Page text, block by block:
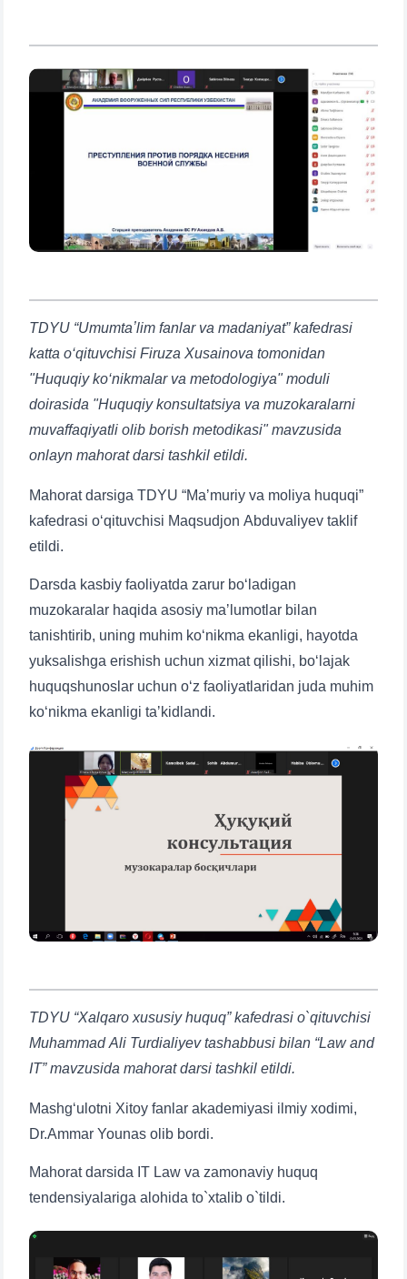
TDYU “Umumtaʼlim fanlar va madaniyat” kafedrasi
katta o‘qituvchisi Firuza Xusainova tomonidan
"Huquqiy ko‘nikmalar va metodologiya" moduli
doirasida "Huquqiy konsultatsiya va muzokaralarni
muvaffaqiyatli olib borish metodikasi" mavzusida
onlayn mahorat darsi tashkil etildi.
Mahorat darsiga TDYU “Maʼmuriy va moliya huquqi”
kafedrasi o‘qituvchisi Maqsudjon Abduvaliyev taklif
etildi.
Darsda kasbiy faoliyatda zarur bo‘ladigan
muzokaralar haqida asosiy maʼlumotlar bilan
tanishtirib, uning muhim ko‘nikma ekanligi, hayotda
yuksalishga erishish uchun xizmat qilishi, bo‘lajak
huquqshunoslar uchun o‘z faoliyatlaridan juda muhim
ko‘nikma ekanligi taʼkidlandi.
TDYU “Xalqaro xususiy huquq” kafedrasi o`qituvchisi
Muhammad Ali Turdialiyev tashabbusi bilan “Law and
IT” mavzusida mahorat darsi tashkil etildi.
Mashg‘ulotni Xitoy fanlar akademiyasi ilmiy xodimi,
Dr.Ammar Younas olib bordi.
Mahorat darsida IT Law va zamonaviy huquq
tendensiyalariga alohida to`xtalib o`tildi.